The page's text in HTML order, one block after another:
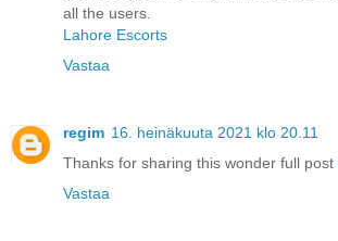
all the users.
Lahore Escorts
Vastaa
regim 16. heinäkuuta 2021 klo 20.11
Thanks for sharing this wonder full post
Vastaa